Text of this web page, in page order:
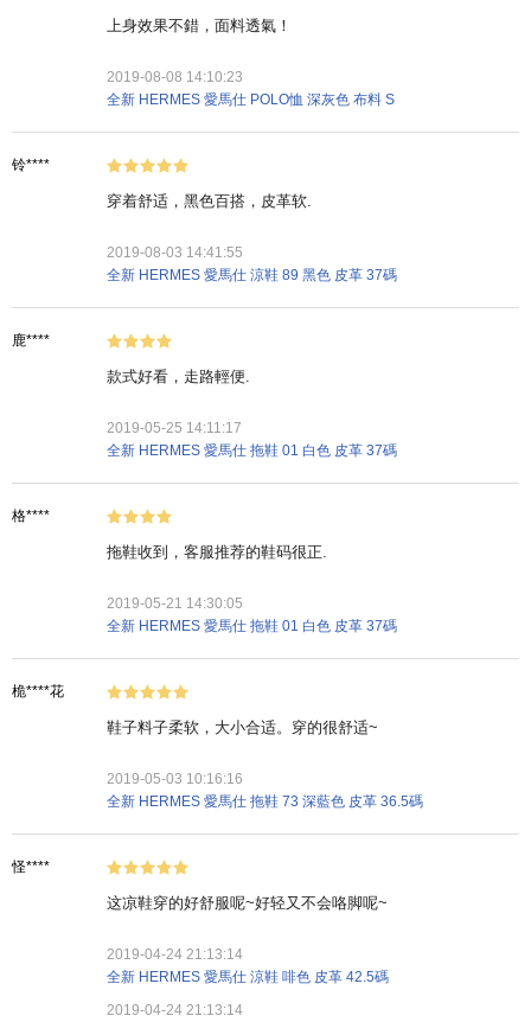
上身效果不錯，面料透氣！
2019-08-08 14:10:23
全新 HERMES 愛馬仕 POLO恤 深灰色 布料 S
铃****
穿着舒适，黑色百搭，皮革软.
2019-08-03 14:41:55
全新 HERMES 愛馬仕 涼鞋 89 黑色 皮革 37碼
鹿****
款式好看，走路輕便.
2019-05-25 14:11:17
全新 HERMES 愛馬仕 拖鞋 01 白色 皮革 37碼
格****
拖鞋收到，客服推荐的鞋码很正.
2019-05-21 14:30:05
全新 HERMES 愛馬仕 拖鞋 01 白色 皮革 37碼
桅****花
鞋子料子柔软，大小合适。穿的很舒适~
2019-05-03 10:16:16
全新 HERMES 愛馬仕 拖鞋 73 深藍色 皮革 36.5碼
怪****
这凉鞋穿的好舒服呢~好轻又不会咯脚呢~
2019-04-24 21:13:14
全新 HERMES 愛馬仕 涼鞋 啡色 皮革 42.5碼
2019-04-24 21:13:14